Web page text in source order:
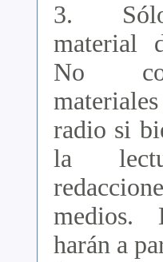
3.
material
No
radio si
la
medios.
harán a